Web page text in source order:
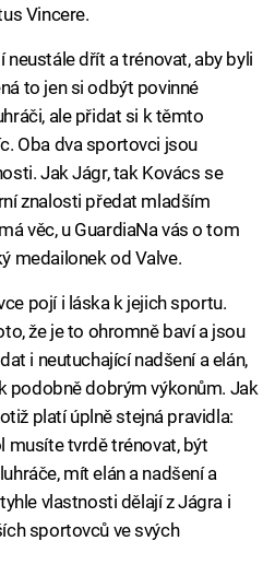
Vincere.
dřít a trénovat, aby byli
to jen si odbýt povinné
ale přidat si k těmto
Oba dva sportovci jsou
Jak Jágr, tak Kovács se
znalosti předat mladším
věc, u GuardiaNa vás o tom
medailonek od Valve.
pojí i láska k jejich sportu.
že je to ohromně baví a jsou
i neutuchající nadšení a elán,
podobně dobrým výkonům. Jak
platí úplně stejná pravidla:
musíte tvrdě trénovat, být
mít elán a nadšení a
vlastnosti dělají z Jágra i
sportovců ve svých